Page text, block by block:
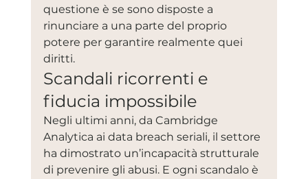
questione è se sono disposte a
rinunciare a una parte del proprio
potere per garantire realmente quei
diritti.
Scandali ricorrenti e
fiducia impossibile
Negli ultimi anni, da Cambridge
Analytica ai data breach seriali, il settore
ha dimostrato un’incapacità strutturale
di prevenire gli abusi. E ogni scandalo è